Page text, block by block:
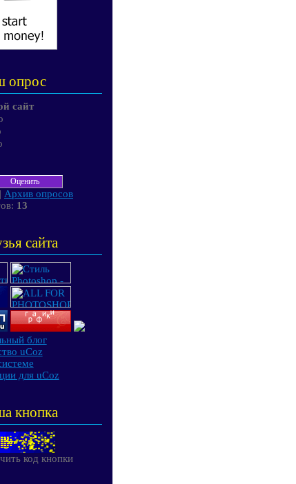
опрос
сайт
| Архив опросов
13
сайта
блог
uCoz
для uCoz
кнопка
код кнопки